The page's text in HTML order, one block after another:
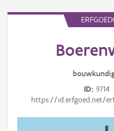
ID 9714
https://id.erfgoed.net/